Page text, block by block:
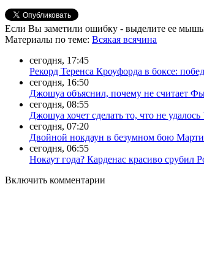
Если Вы заметили ошибку - выделите ее
Материалы по теме: Всякая всячина
сегодня, 17:45
Рекорд Теренса Кроуфорда в боксе:
сегодня, 16:50
Джошуа объяснил, почему не считает
сегодня, 08:55
Джошуа хочет сделать то, что не удалось
сегодня, 07:20
Двойной нокдаун в безумном бою
сегодня, 06:55
Нокаут года? Карденас красиво срубил
Включить комментарии